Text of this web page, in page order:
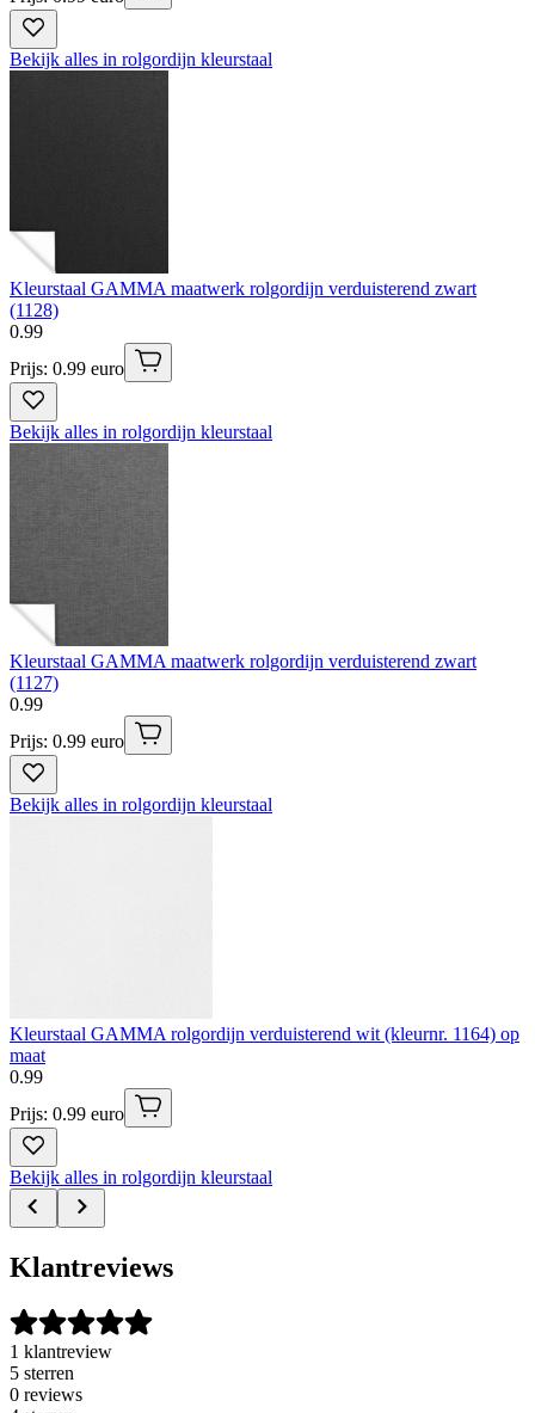
Bekijk alles in rolgordijn kleurstaal
Kleurstaal GAMMA maatwerk rolgordijn verduisterend zwart
(1128)
0.99
Prijs: 0.99 euro
Bekijk alles in rolgordijn kleurstaal
Kleurstaal GAMMA maatwerk rolgordijn verduisterend zwart
(1127)
0.99
Prijs: 0.99 euro
Bekijk alles in rolgordijn kleurstaal
Kleurstaal GAMMA rolgordijn verduisterend wit (kleurnr. 1164) op
maat
0.99
Prijs: 0.99 euro
Bekijk alles in rolgordijn kleurstaal
Klantreviews
1 klantreview
5 sterren
0 reviews